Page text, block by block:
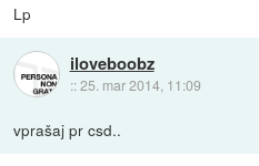
Lp
iloveboobz
::25. mar 2014, 11:09
vprašaj pr csd..